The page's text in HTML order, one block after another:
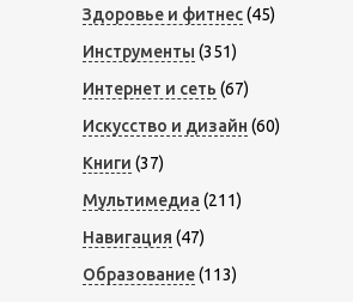
Здоровье и фитнес(45)
Инструменты (351)
Интернет и сеть (67)
Искусство и дизайн (60)
Книги (37)
Мультимедиа (211)
Навигация (47)
Образование(113)